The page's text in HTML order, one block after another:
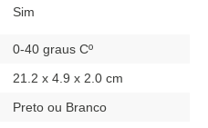
Sim
0-40 graus Cº
21.2 x 4.9 x 2.0 cm
Preto ou Branco